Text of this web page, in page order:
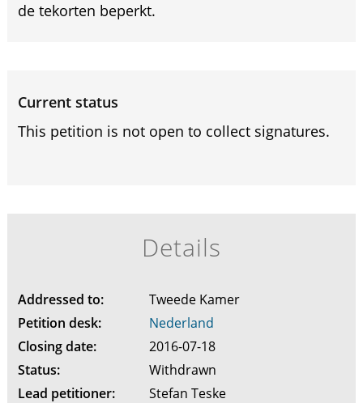
de tekorten beperkt.
Current status
This petition is not open to collect signatures.
Details
Addressed to:
Tweede Kamer
Petition desk:
Nederland
Closing date:
2016-07-18
Status:
Withdrawn
Lead petitioner:
Stefan Teske